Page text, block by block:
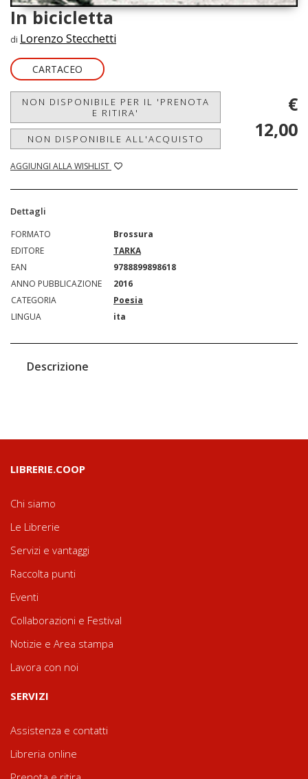
In bicicletta
di Lorenzo Stecchetti
CARTACEO
NON DISPONIBILE PER IL 'PRENOTA
E RITIRA'
NON DISPONIBILE ALL'ACQUISTO
AGGIUNGI ALLA WISHLIST
€
12,00
Dettagli
FORMATO
Brossura
EDITORE
TARKA
EAN
9788899898618
ANNO PUBBLICAZIONE
2016
CATEGORIA
Poesia
LINGUA
ita
Descrizione
LIBRERIE.COOP
Chi siamo
Le Librerie
Servizi e vantaggi
Raccolta punti
Eventi
Collaborazioni e Festival
Notizie e Area stampa
Lavora con noi
SERVIZI
Assistenza e contatti
Libreria online